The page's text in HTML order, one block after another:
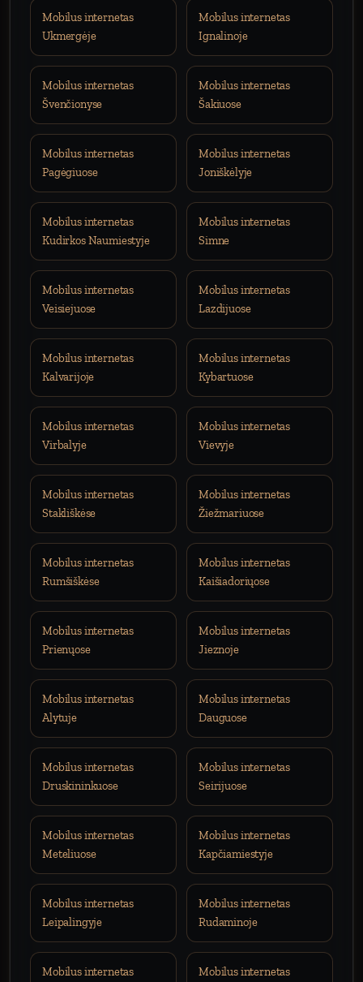
Mobilus internetas
Ukmergėje
Mobilus internetas
Ignalinoje
Mobilus internetas
Švenčionyse
Mobilus internetas
Šakiuose
Mobilus internetas
Pagėgiuose
Mobilus internetas
Joniškėlyje
Mobilus internetas
Kudirkos Naumiestyje
Mobilus internetas
Simne
Mobilus internetas
Veisiejuose
Mobilus internetas
Lazdijuose
Mobilus internetas
Kalvarijoje
Mobilus internetas
Kybartuose
Mobilus internetas
Virbalyje
Mobilus internetas
Vievyje
Mobilus internetas
Stakliškėse
Mobilus internetas
Žiežmariuose
Mobilus internetas
Rumšiškėse
Mobilus internetas
Kaišiadoriųose
Mobilus internetas
Prienųose
Mobilus internetas
Jieznoje
Mobilus internetas
Alytuje
Mobilus internetas
Dauguose
Mobilus internetas
Druskininkuose
Mobilus internetas
Seirijuose
Mobilus internetas
Meteliuose
Mobilus internetas
Kapčiamiestyje
Mobilus internetas
Leipalingyje
Mobilus internetas
Rudaminoje
Mobilus internetas
Mobilus internetas